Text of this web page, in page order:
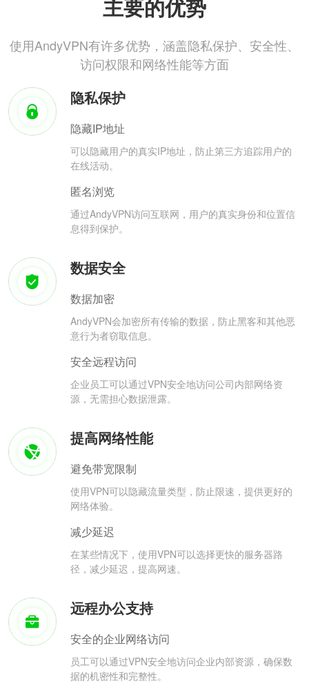
主要的优势
使用AndyVPN有许多优势，涵盖隐私保护、安全性、
访问权限和网络性能等方面
隐私保护
隐藏IP地址
可以隐藏用户的真实IP地址，防止第三方追踪用户的
在线活动。
匿名浏览
通过AndyVPN访问互联网，用户的真实身份和位置信
息得到保护。
数据安全
数据加密
AndyVPN会加密所有传输的数据，防止黑客和其他恶
意行为者窃取信息。
安全远程访问
企业员工可以通过VPN安全地访问公司内部网络资
源，无需担心数据泄露。
提高网络性能
避免带宽限制
使用VPN可以隐藏流量类型，防止限速，提供更好的
网络体验。
减少延迟
在某些情况下，使用VPN可以选择更快的服务器路
径，减少延迟，提高网速。
远程办公支持
安全的企业网络访问
员工可以通过VPN安全地访问企业内部资源，确保数
据的机密性和完整性。